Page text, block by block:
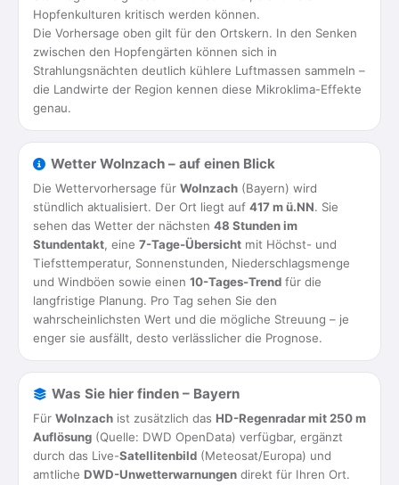
Hopfenkulturen kritisch werden können.
Die Vorhersage oben gilt für den Ortskern. In den Senken
zwischen den Hopfengärten können sich in
Strahlungsnächten deutlich kühlere Luftmassen sammeln –
die Landwirte der Region kennen diese Mikroklima-Effekte
genau.
Wetter Wolnzach – auf einen Blick
Die Wettervorhersage für Wolnzach (Bayern) wird
stündlich aktualisiert. Der Ort liegt auf 417 m ü.NN. Sie
sehen das Wetter der nächsten 48 Stunden im
Stundentakt, eine 7-Tage-Übersicht mit Höchst- und
Tiefsttemperatur, Sonnenstunden, Niederschlagsmenge
und Windböen sowie einen 10-Tages-Trend für die
langfristige Planung. Pro Tag sehen Sie den
wahrscheinlichsten Wert und die mögliche Streuung – je
enger sie ausfällt, desto verlässlicher die Prognose.
Was Sie hier finden – Bayern
Für Wolnzach ist zusätzlich das HD-Regenradar mit 250 m
Auflösung (Quelle: DWD OpenData) verfügbar, ergänzt
durch das Live-Satellitenbild (Meteosat/Europa) und
amtliche DWD-Unwetterwarnungen direkt für Ihren Ort.